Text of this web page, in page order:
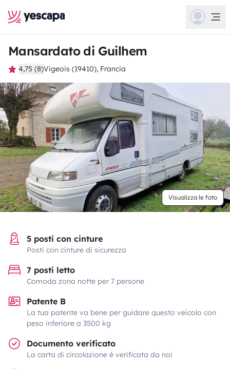
Mansardato di Guilhem
4,75 (8)Vigeois (19410), Francia
Visualizza le foto
5 posti con cinture
Posti con cinture di sicurezza
7 posti letto
Comoda zona notte per 7 persone
Patente B
La tua patente va bene per guidare questo veicolo con
peso inferiore a 3500 kg
Documento verificato
La carta di circolazione è verificata da noi